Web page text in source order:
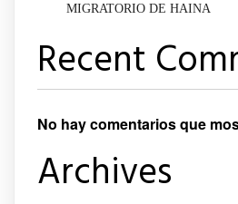
MIGRATORIO DE HAINA
Recent
No hay comentarios que
Archives